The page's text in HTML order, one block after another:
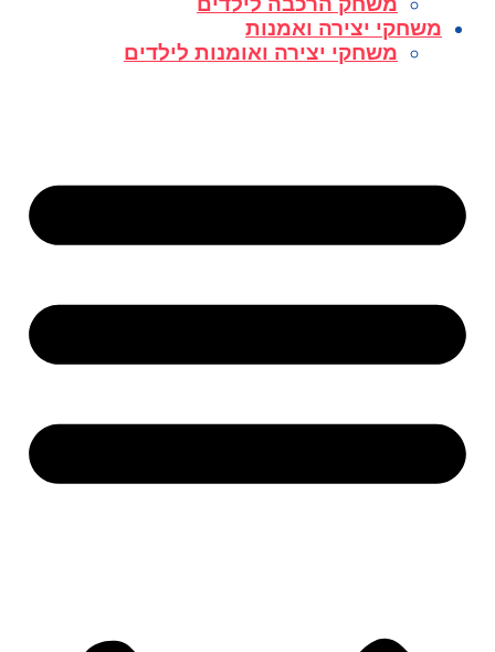
משחקי יצירה ואמנות
משחקי יצירה ואומנות לילדים